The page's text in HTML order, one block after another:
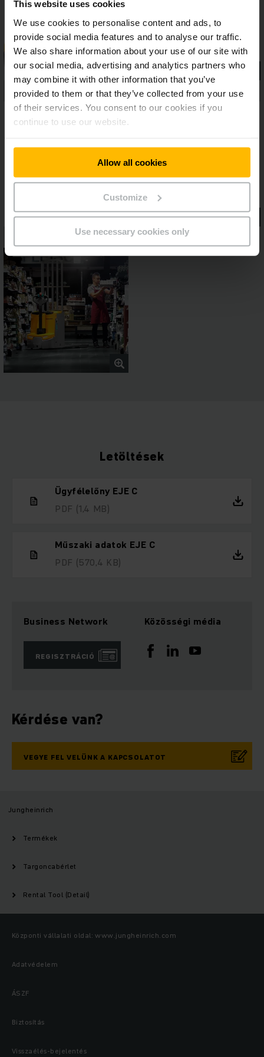
This website uses cookies
We use cookies to personalise content and ads, to
provide social media features and to analyse our traffic.
We also share information about your use of our site with
our social media, advertising and analytics partners who
may combine it with other information that you’ve
provided to them or that they’ve collected from your use
of their services. You consent to our cookies if you
continue to use our website.
Allow all cookies
Customize
Use necessary cookies only
Letöltések
Ügyfélelőny EJE C
PDF (1,4 MB)
Műszaki adatok EJE C
PDF (570,4 KB)
Business Network
REGISZTRÁCIÓ
Közösségi média
Kérdése van?
VEGYE FEL VELÜNK A KAPCSOLATOT
Jungheinrich
Termékek
Targoncabérlet
Rental Tool (Detail)
Központi vállalati oldal: www.jungheinrich.com
Adatvédelem
ÁSZF
Biztosítás
Visszaélés-bejelentés